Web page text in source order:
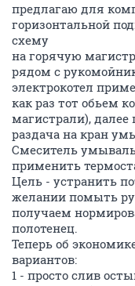
предлагаю для
горизонтальной
схему
на горячую
рядом с
электрокотел
как раз тот обьем
магистрали), далее
раздача на кран
Смеситель
применить
Цель - устранить
желании помыть
получаем
полотенец.
Теперь об
вариантов:
1 - просто слив